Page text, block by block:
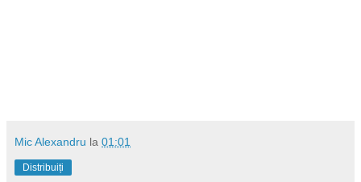
Mic Alexandru la 01:01
Distribuiți